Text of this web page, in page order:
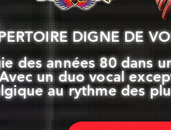
DIGNE DE
des années 80 dans
un duo vocal
au rythme des